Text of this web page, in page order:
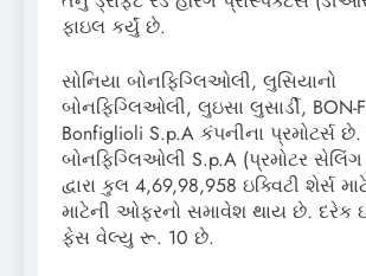
ફાઇલ કર્યું છે.
સોનિયા બોનફિગ્લિઓલી, લુસિયાનો
બોનફિગ્લિઓલી, લુઇસા લુસાર્ડી,
Bonfiglioli S.p.A કંપનીના
બોનફિગ્લિઓલી S.p.A (પ્રમોટર સેલિંગ
દ્વારા કુલ 4,69,98,958 ઇક્વિટી શેર્સ
માટેની ઓફરનો સમાવેશ થાય છે. દરેક
ફેસ વેલ્યુ રૂ. 10 છે.